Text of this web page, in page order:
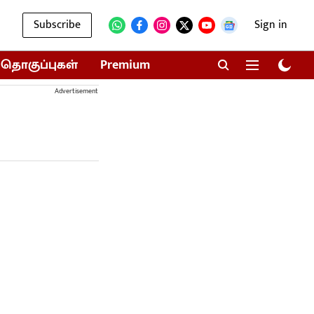
Subscribe Sign in
தொகுப்புகள் Premium
Advertisement